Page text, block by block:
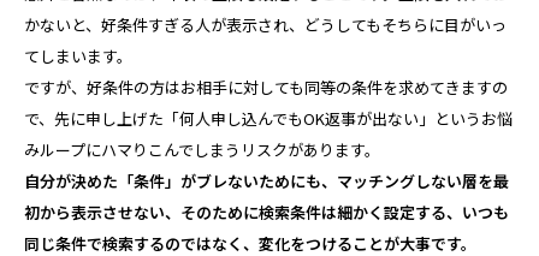
かないと、好条件すぎる人が表示され、どうしてもそちらに目がいっ
てしまいます。
ですが、好条件の方はお相手に対しても同等の条件を求めてきますの
で、先に申し上げた「何人申し込んでもOK返事が出ない」というお悩
みループにハマりこんでしまうリスクがあります。
自分が決めた「条件」がブレないためにも、マッチングしない層を最
初から表示させない、そのために検索条件は細かく設定する、いつも
同じ条件で検索するのではなく、変化をつけることが大事です。